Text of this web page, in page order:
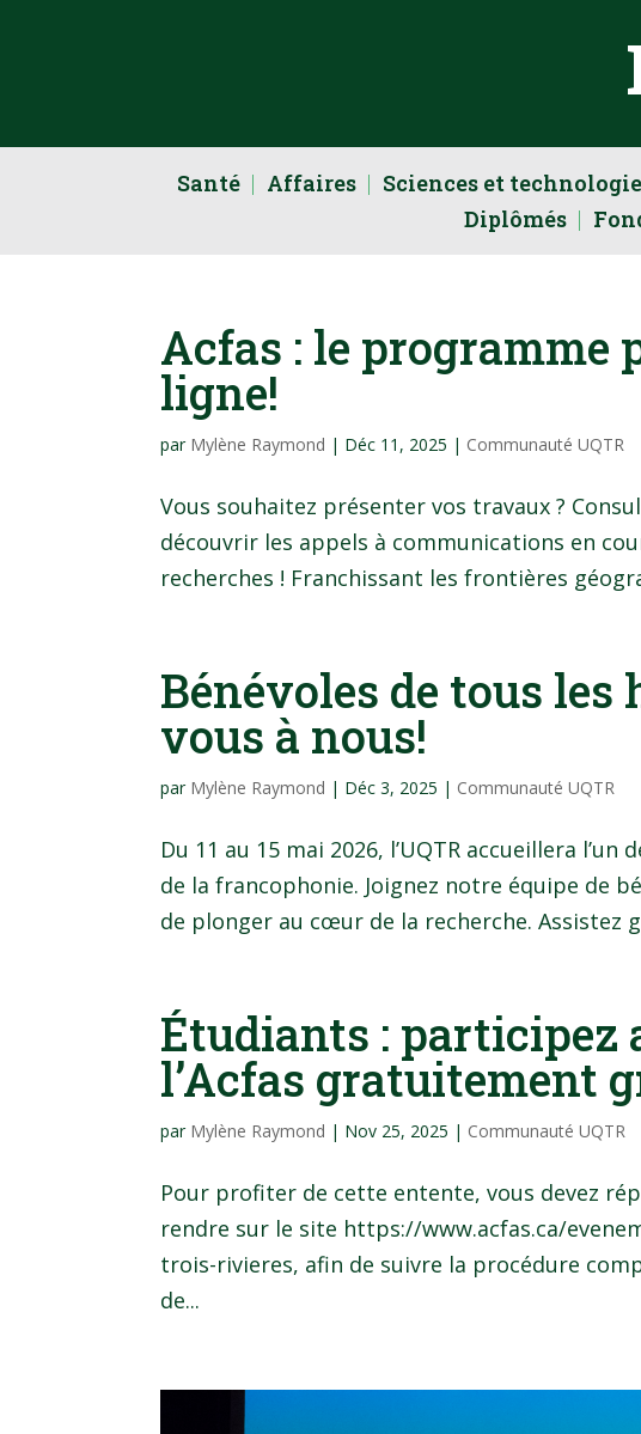
Santé Affaires Sciences et
Diplômés
Acfas : le programme
ligne!
par Mylène Raymond | Déc 11, 2025 | Communauté UQTR
Vous souhaitez présenter vos travaux ?
découvrir les appels à communications en
recherches ! Franchissant les frontières
Bénévoles de tous
vous à nous!
par Mylène Raymond | Déc 3, 2025 | Communauté UQTR
Du 11 au 15 mai 2026, l’UQTR accueillera
de la francophonie. Joignez notre équipe de
de plonger au cœur de la recherche. Assistez
Étudiants : participez
l’Acfas gratuitement
par Mylène Raymond | Nov 25, 2025 | Communauté UQTR
Pour profiter de cette entente, vous devez
rendre sur le site https://www.acfas.ca/
trois-rivieres, afin de suivre la procédure
de...